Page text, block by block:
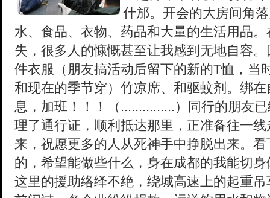
什邡。开会的大房间角
水、食品、衣物、药品和大量的生活用品
失，很多人的慷慨甚至让我感到无地自容
件衣服（朋友搞活动后留下的新的T恤，当
和现在的季节穿）竹凉席、和驱蚊剂。绑
息，加班！！！（...............）同行的朋友
理了通行证，顺利抵达那里，正准备往一
来，祝愿更多的人从死神手中挣脱出来。
的，希望能做些什么，身在成都的我能切
这里的援助络绎不绝，绕城高速上的起重